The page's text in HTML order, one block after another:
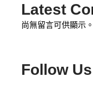
Latest
尚無留言可供顯示。
Follow Us